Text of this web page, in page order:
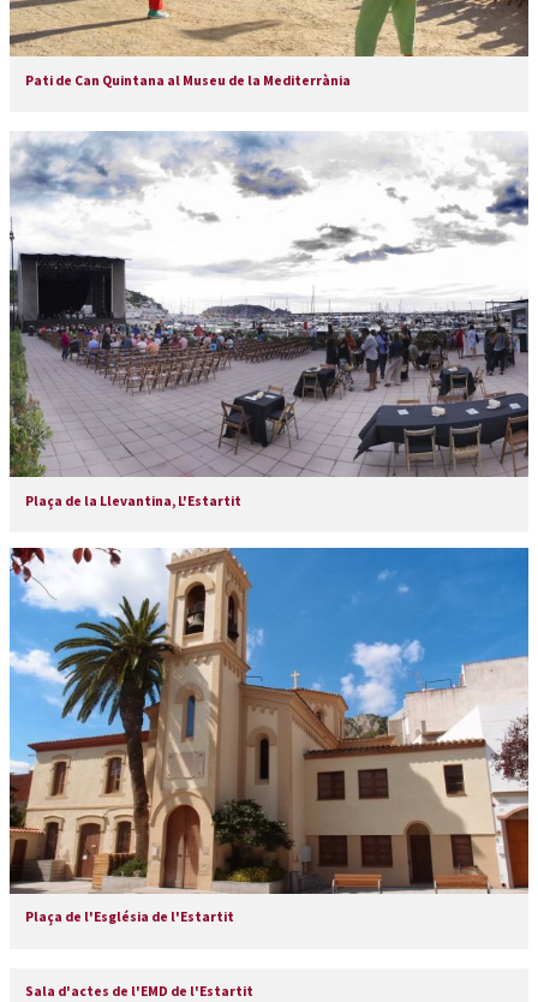
Pati de Can Quintana al Museu de la Mediterrània
Plaça de la Llevantina, L'Estartit
Plaça de l'Església de l'Estartit
Sala d'actes de l'EMD de l'Estartit